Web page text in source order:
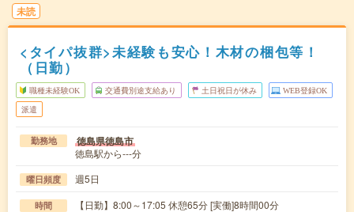
未読
<タイパ抜群>未経験も安心！木材の梱包等！
（日勤）
職種未経験OK 交通費別途支給あり 土日祝日が休み WEB登録OK
派遣
勤務地 徳島県徳島市
徳島駅から---分
曜日頻度 週5日
時間 【日勤】8:00～17:05 休憩65分 [実働]8時間00分